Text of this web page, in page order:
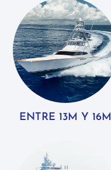
ENTRE 13M Y 16M